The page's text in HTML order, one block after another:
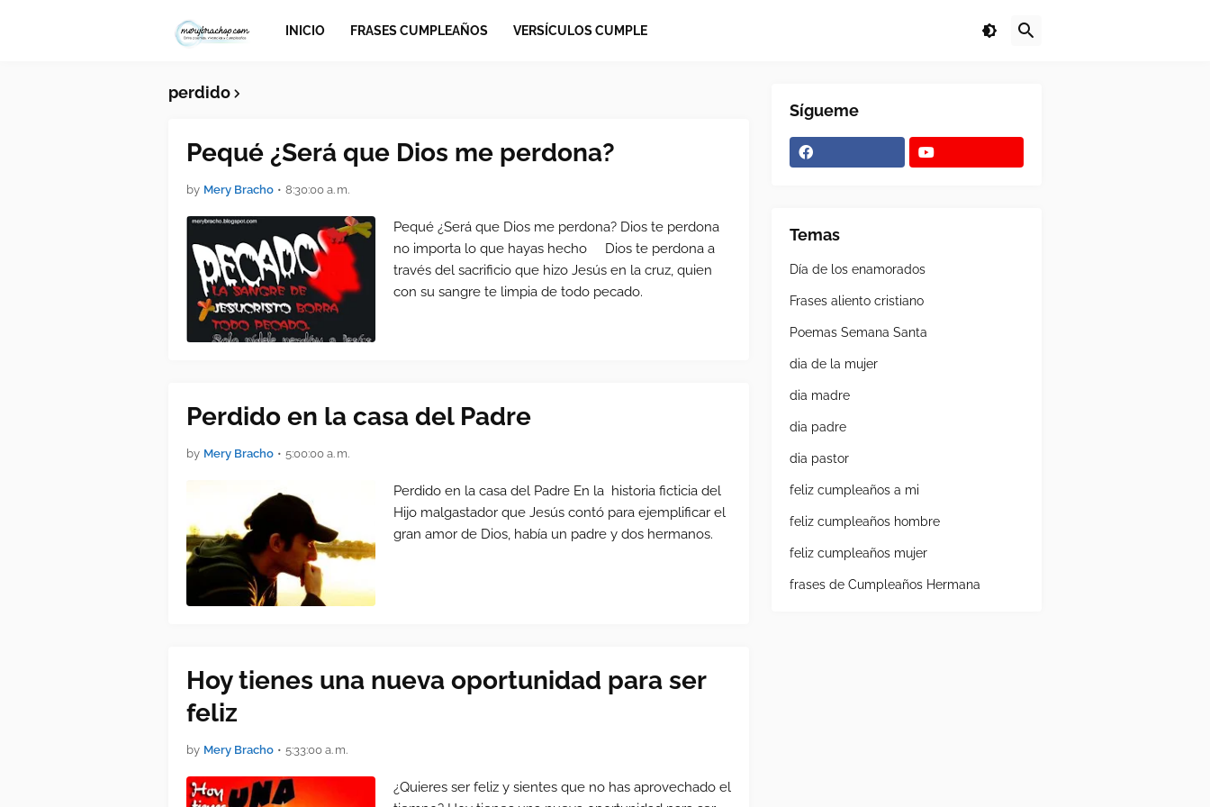
INICIO FRASES CUMPLEAÑOS VERSÍCULOS CUMPLE
perdido
Pequé ¿Será que Dios me perdona?
by Mery Bracho • 8:30:00 a. m.
Pequé ¿Será que Dios me perdona? Dios te perdona
no importa lo que hayas hecho Dios te perdona a
través del sacrificio que hizo Jesús en la cruz, quien
con su sangre te limpia de todo pecado.
Perdido en la casa del Padre
by Mery Bracho • 5:00:00 a. m.
Perdido en la casa del Padre En la historia ficticia del
Hijo malgastador que Jesús contó para ejemplificar el
gran amor de Dios, había un padre y dos hermanos.
Hoy tienes una nueva oportunidad para ser
feliz
by Mery Bracho • 5:33:00 a. m.
¿Quieres ser feliz y sientes que no has aprovechado el
Sígueme
Temas
Día de los enamorados
Frases aliento cristiano
Poemas Semana Santa
dia de la mujer
dia madre
dia padre
dia pastor
feliz cumpleaños a mi
feliz cumpleaños hombre
feliz cumpleaños mujer
frases de Cumpleaños Hermana